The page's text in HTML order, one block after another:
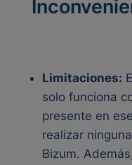
Limitaciones:
solo funciona
presente en
realizar
Bizum.